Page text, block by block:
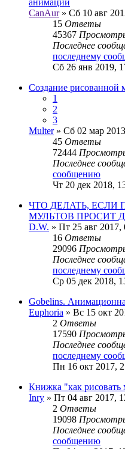
анимации
CanAur» Сб 10 авг
15 Ответы
45367
Последнее
последнему
Сб 26 янв 2019,
Создание рисованной
1
2
3
Multer» Сб 02 мар
45 Ответы
72444
Последнее
сообщению
Чт 20 дек 2018,
ЧTO ДEЛATЬ, ECЛИ
MУЛЬTOB ПPOCИT
D.W. » Пт 25 авг 2017,
16 Ответы
29096
Последнее
последнему
Ср 05 дек 2018,
Gobelins.
Euphoria » Вс 15 окт
2 Ответы
17590
Последнее
последнему
Пн 16 окт 2017,
Книжка "как рисовать
Inry » Пт 04 авг 2017,
2 Ответы
19098
Последнее
сообщению